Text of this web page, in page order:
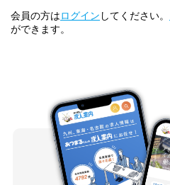
会員の方はログイン してください。
ができます。